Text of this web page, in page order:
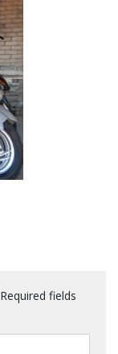
Required fields